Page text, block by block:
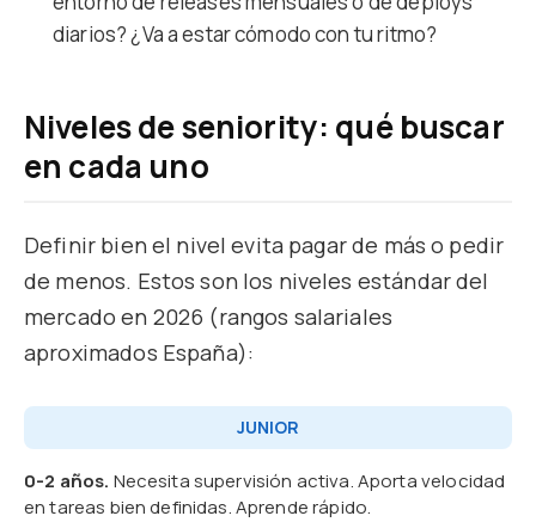
diarios? ¿Va a estar cómodo con tu ritmo?
Niveles de seniority: qué buscar
en cada uno
Definir bien el nivel evita pagar de más o pedir
de menos. Estos son los niveles estándar del
mercado en 2026 (rangos salariales
aproximados España):
JUNIOR
0-2 años. Necesita supervisión activa. Aporta velocidad
en tareas bien definidas. Aprende rápido.